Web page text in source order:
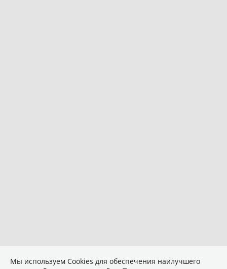
Мы используем Сookies для обеспечения наилучшего